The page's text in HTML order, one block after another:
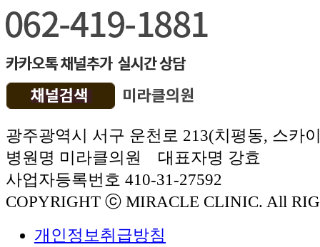
광주광역시 서구 운천로 213(치평동, 스카
병원명 미라클의원 대표자명 강효
사업자등록번호 410-31-27592
COPYRIGHT ⓒ MIRACLE CLINIC. All
개인정보취급방침